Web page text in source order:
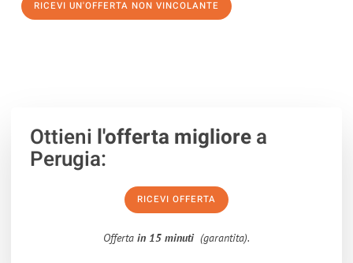
RICEVI UN'OFFERTA NON VINCOLANTE
Ottieni l'offerta migliorea
Perugia:
RICEVI OFFERTA
Offerta in 15 minuti (garantita).